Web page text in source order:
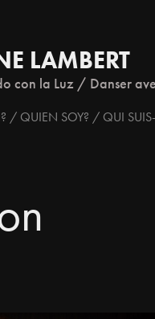
LAMBERT
con la Luz / Danser
/ QUIEN SOY? / QUI SUIS-